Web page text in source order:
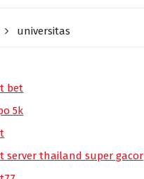
universitas
bet
5k
server thailand super gacor